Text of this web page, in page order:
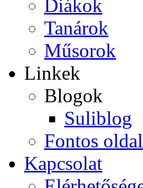
Diákok
Tanárok
Műsorok
Linkek
Blogok
Suliblog
Fontos
Kapcsolat